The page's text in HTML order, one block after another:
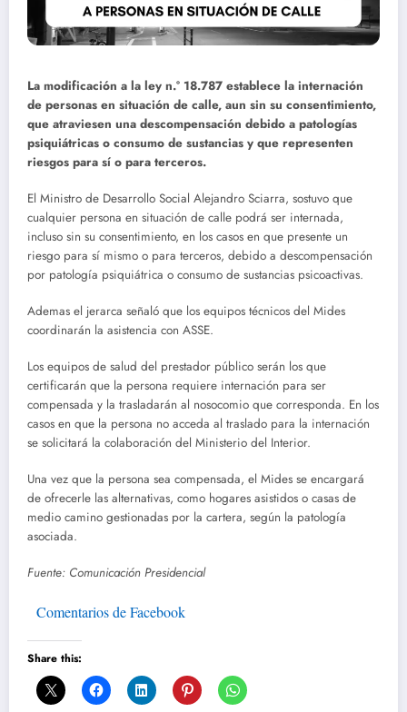
La modificación a la ley n.° 18.787 establece la internación
de personas en situación de calle, aun sin su consentimiento,
que atraviesen una descompensación debido a patologías
psiquiátricas o consumo de sustancias y que representen
riesgos para sí o para terceros.
El Ministro de Desarrollo Social Alejandro Sciarra, sostuvo que
cualquier persona en situación de calle podrá ser internada,
incluso sin su consentimiento, en los casos en que presente un
riesgo para sí mismo o para terceros, debido a descompensación
por patología psiquiátrica o consumo de sustancias psicoactivas.
Ademas el jerarca señaló que los equipos técnicos del Mides
coordinarán la asistencia con ASSE.
Los equipos de salud del prestador público serán los que
certificarán que la persona requiere internación para ser
compensada y la trasladarán al nosocomio que corresponda. En los
casos en que la persona no acceda al traslado para la internación
se solicitará la colaboración del Ministerio del Interior.
Una vez que la persona sea compensada, el Mides se encargará
de ofrecerle las alternativas, como hogares asistidos o casas de
medio camino gestionadas por la cartera, según la patología
asociada.
Fuente: Comunicación Presidencial
Comentarios de Facebook
Share this: